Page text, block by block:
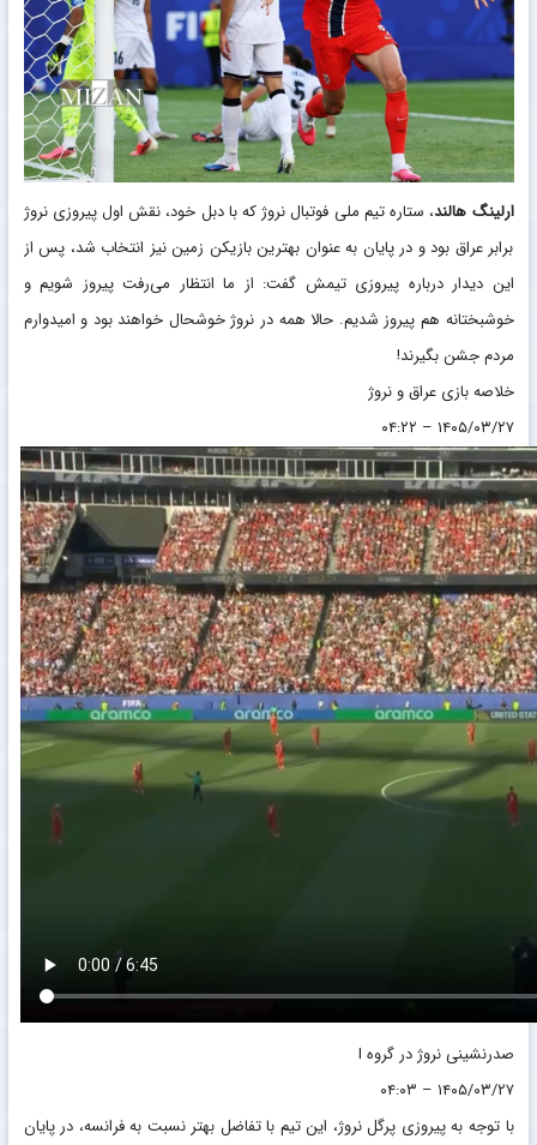
ارلینگ هالند، ستاره تیم ملی فوتبال نروژ که با دبل خود، نقش اول پیروزی نروژ
برابر عراق بود و در پایان به عنوان بهترین بازیکن زمین نیز انتخاب شد، پس از
این دیدار درباره پیروزی تیمش گفت: از ما انتظار می‌رفت پیروز شویم و
خوشبختانه هم پیروز شدیم. حالا همه در نروژ خوشحال خواهند بود و امیدوارم
مردم جشن بگیرند!
خلاصه بازی عراق و نروژ
۱۴۰۵/۰۳/۲۷ – ۰۴:۲۲
صدرنشینی نروژ در گروه I
۱۴۰۵/۰۳/۲۷ – ۰۴:۰۳
با توجه به پیروزی پرگل نروژ، این تیم با تفاضل بهتر نسبت به فرانسه، در پایان